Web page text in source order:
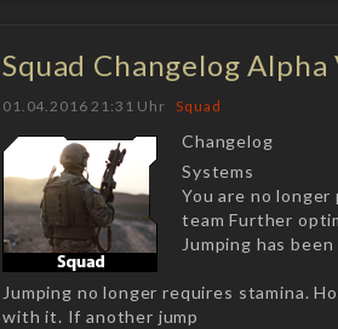
Squad Changelog Alpha
01.04.2016 21:31 Uhr Squad
Changelog
Systems
You are no
team Further
Jumping has
Jumping no longer requires stamina.
with it. If another jump